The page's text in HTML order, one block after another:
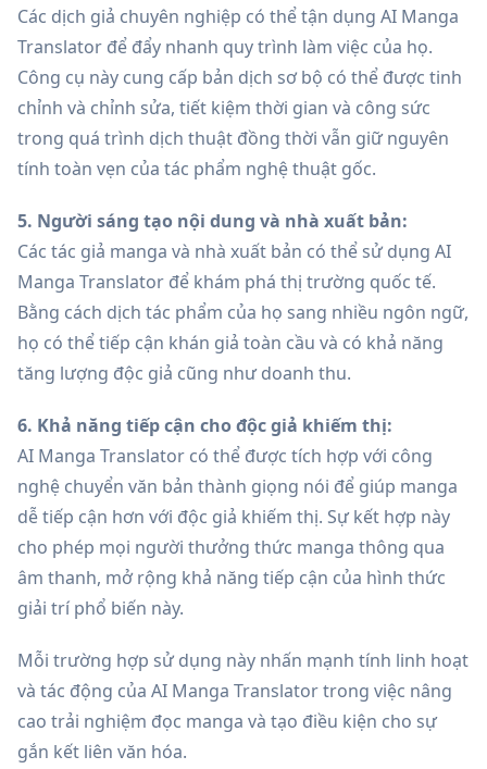
Các dịch giả chuyên nghiệp có thể tận dụng AI Manga
Translator để đẩy nhanh quy trình làm việc của họ.
Công cụ này cung cấp bản dịch sơ bộ có thể được tinh
chỉnh và chỉnh sửa, tiết kiệm thời gian và công sức
trong quá trình dịch thuật đồng thời vẫn giữ nguyên
tính toàn vẹn của tác phẩm nghệ thuật gốc.
5. Người sáng tạo nội dung và nhà xuất bản:
Các tác giả manga và nhà xuất bản có thể sử dụng AI
Manga Translator để khám phá thị trường quốc tế.
Bằng cách dịch tác phẩm của họ sang nhiều ngôn ngữ,
họ có thể tiếp cận khán giả toàn cầu và có khả năng
tăng lượng độc giả cũng như doanh thu.
6. Khả năng tiếp cận cho độc giả khiếm thị:
AI Manga Translator có thể được tích hợp với công
nghệ chuyển văn bản thành giọng nói để giúp manga
dễ tiếp cận hơn với độc giả khiếm thị. Sự kết hợp này
cho phép mọi người thưởng thức manga thông qua
âm thanh, mở rộng khả năng tiếp cận của hình thức
giải trí phổ biến này.
Mỗi trường hợp sử dụng này nhấn mạnh tính linh hoạt
và tác động của AI Manga Translator trong việc nâng
cao trải nghiệm đọc manga và tạo điều kiện cho sự
gắn kết liên văn hóa.